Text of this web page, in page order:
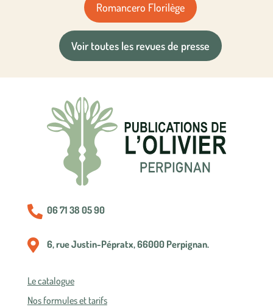
Romancero Florilège
Voir toutes les revues de presse
 06 71 38 05 90
 6, rue Justin-Pépratx, 66000 Perpignan.
Le catalogue
Nos formules et tarifs